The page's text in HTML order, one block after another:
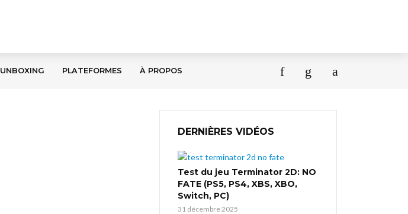
UNBOXING PLATEFORMES À PROPOS
DERNIÈRES VIDÉOS
Test du jeu Terminator 2D: NO
FATE (PS5, PS4, XBS, XBO,
Switch, PC)
31 décembre 2025